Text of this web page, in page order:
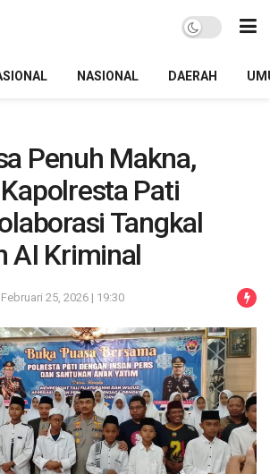
NASIONAL DAERAH
Penuh Makna,
Pati
Tangkal
AI Kriminal
Februari 25, 2026 | 19:30